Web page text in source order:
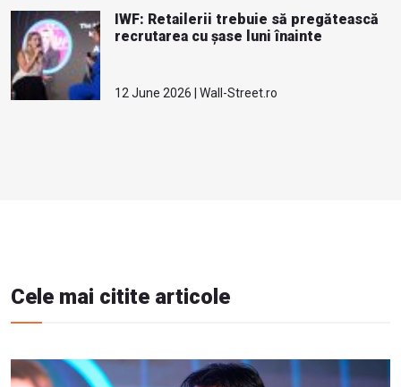
IWF: Retailerii trebuie să pregătească
recrutarea cu șase luni înainte
12 June 2026 | Wall-Street.ro
Cele mai citite articole